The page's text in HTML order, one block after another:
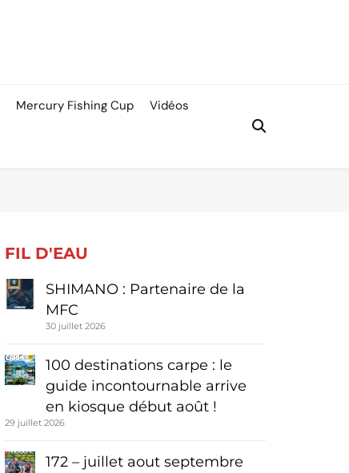
Mercury Fishing Cup Vidéos
FIL D'EAU
SHIMANO : Partenaire de la
MFC
30 juillet 2026
100 destinations carpe : le
guide incontournable arrive
en kiosque début août !
29 juillet 2026
172 – juillet aout septembre